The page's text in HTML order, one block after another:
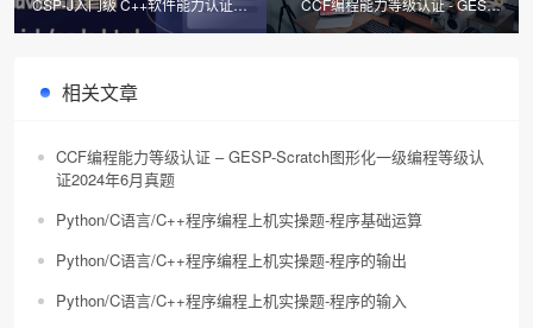
CSP-J入门级 C++软件能力认证第
一轮2024年第一轮C++软件能力
CCF编程能力等级认证 - GESP-
Scratch图形化一级编程等级认证
相关文章
CCF编程能力等级认证 – GESP-Scratch图形化一级编程等级认
证2024年6月真题
Python/C语言/C++程序编程上机实操题-程序基础运算
Python/C语言/C++程序编程上机实操题-程序的输出
Python/C语言/C++程序编程上机实操题-程序的输入